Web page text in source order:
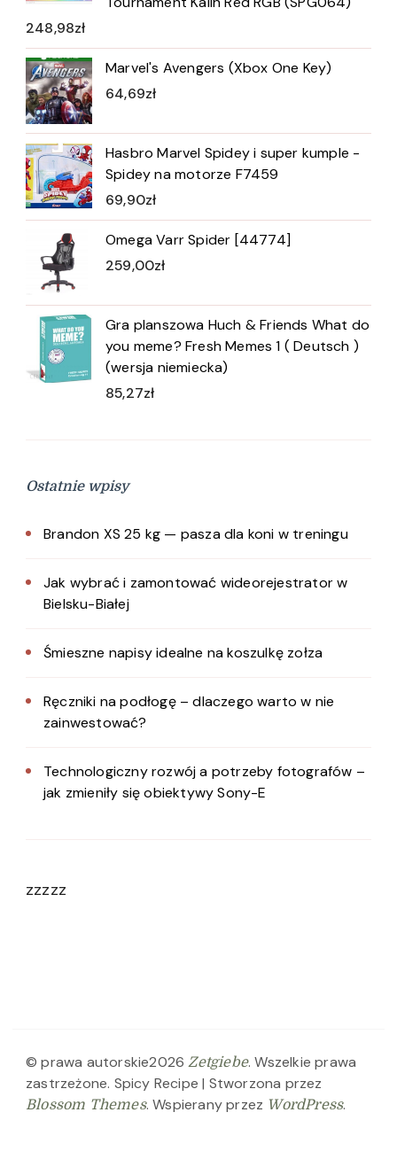
248,98zł
Marvel's Avengers (Xbox One Key)
64,69zł
Hasbro Marvel Spidey i super kumple -
Spidey na motorze F7459
69,90zł
Omega Varr Spider [44774]
259,00zł
Gra planszowa Huch & Friends What do
you meme? Fresh Memes 1 ( Deutsch )
(wersja niemiecka)
85,27zł
Ostatnie wpisy
Brandon XS 25 kg — pasza dla koni w treningu
Jak wybrać i zamontować wideorejestrator w
Bielsku-Białej
Śmieszne napisy idealne na koszulkę zołza
Ręczniki na podłogę – dlaczego warto w nie
zainwestować?
Technologiczny rozwój a potrzeby fotografów –
jak zmieniły się obiektywy Sony-E
zzzzz
© prawa autorskie2026Zetgiebe. Wszelkie prawa
zastrzeżone. Spicy Recipe | Stworzona przez
Blossom Themes. Wspierany przez WordPress.